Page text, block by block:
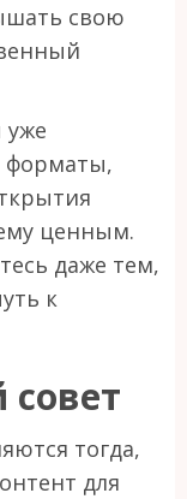
свою
уже
форматы,
ценным.
даже тем,
к
тогда,
для